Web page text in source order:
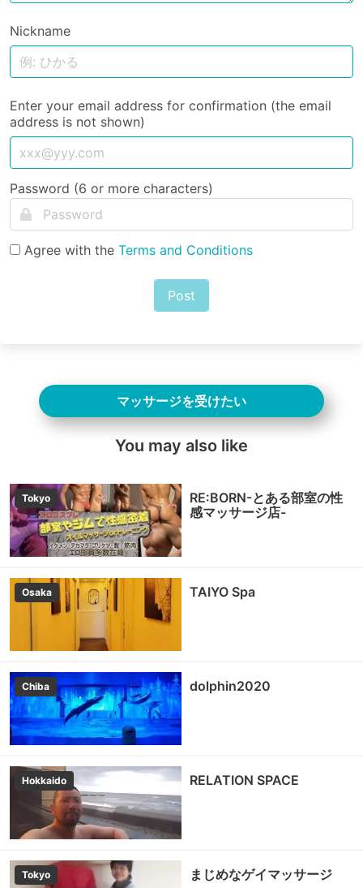
Nickname
Enter your email address for confirmation (the email
address is not shown)
Password (6 or more characters)
Agree with the Terms and Conditions
Post
マッサージを受けたい
You may also like
Tokyo
RE:BORN-とある部室の性
感マッサージ店-
Osaka TAIYO Spa
Chiba dolphin2020
Hokkaido RELATION SPACE
Tokyo まじめなゲイマッサージ